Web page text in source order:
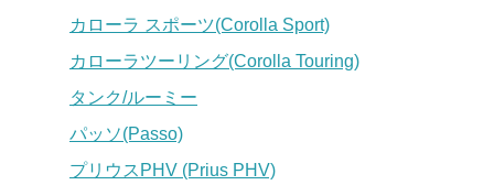
カローラ スポーツ(Corolla Sport)
カローラツーリング(Corolla Touring)
タンク/ルーミー
パッソ(Passo)
プリウスPHV (Prius PHV)